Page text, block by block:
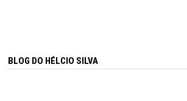
BLOG DO HÉLCIO SILVA